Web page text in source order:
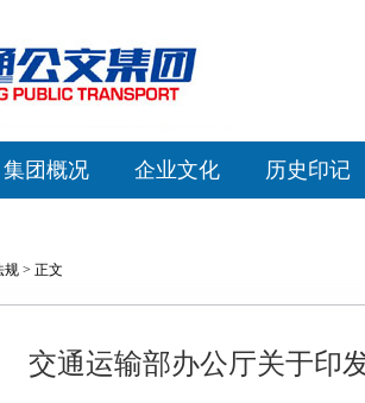
集团概况 企业文化 历史印记
规 > 正文
交通运输部办公厅关于印